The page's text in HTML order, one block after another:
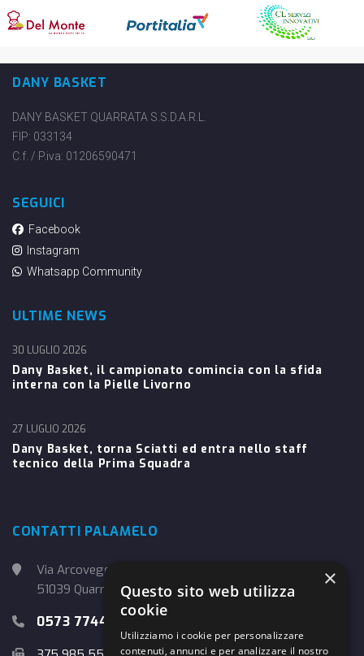
DANY BASKET
DANY BASKET QUARRATA S.S.D.A.R.L.
FIP: 033134
C.f. / P.iva: 01206590471
SEGUICI
Facebook
Instagram
Whatsapp Community
ULTIME NEWS
Dany Basket, il campionato comincia con la sfida
interna con la Pielle Livorno
30 LUGLIO 2026
Dany Basket, torna Sciatti ed entra nello staff
tecnico della Prima Squadra
27 LUGLIO 2026
CONTATTI PALAMELO
Via Arcoveggio, 4
51039 Quarrata (PT)
0573 774457
×
Questo sito web utilizza
cookie
Utilizziamo i cookie per personalizzare
contenuti, annunci e per analizzare il nostro